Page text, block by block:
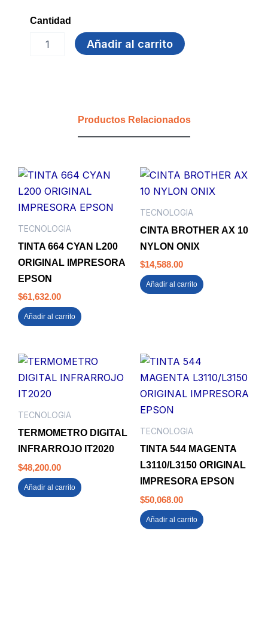
Cantidad
6642
Añadir al carrito
Productos Relacionados
TECNOLOGIA
TINTA 664 CYAN L200
ORIGINAL IMPRESORA
EPSON
$61,632.00
Añadir al carrito
TECNOLOGIA
CINTA BROTHER AX 10
NYLON ONIX
$14,588.00
Añadir al carrito
TECNOLOGIA
TERMOMETRO DIGITAL
INFRARROJO IT2020
$48,200.00
Añadir al carrito
TECNOLOGIA
TINTA 544 MAGENTA
L3110/L3150 ORIGINAL
IMPRESORA EPSON
$50,068.00
Añadir al carrito